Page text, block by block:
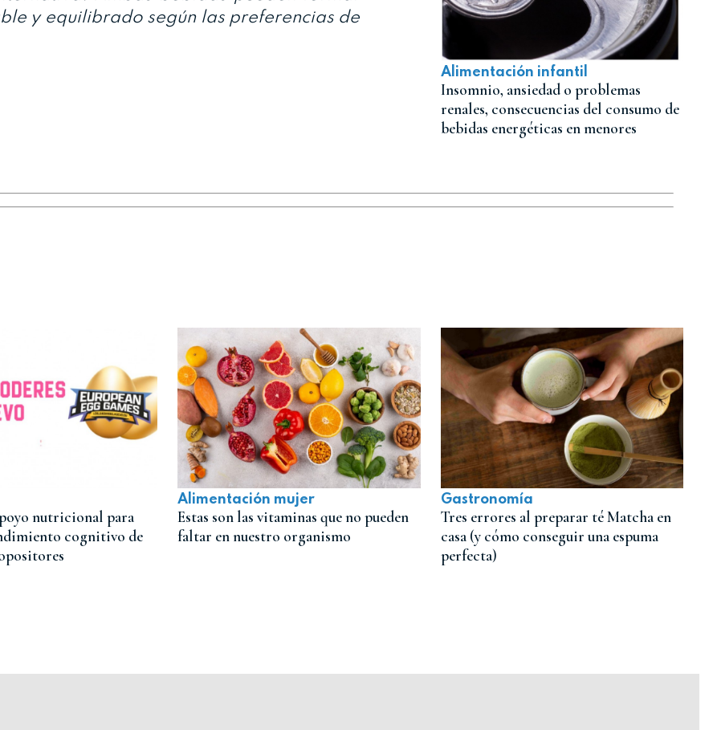
y equilibrado según las preferencias de
Alimentación infantil
Insomnio, ansiedad o problemas
renales, consecuencias del consumo de
bebidas energéticas en menores
nutricional para
cognitivo de
Alimentación mujer
Estas son las vitaminas que no pueden
faltar en nuestro organismo
Gastronomía
Tres errores al preparar té Matcha en
casa (y cómo conseguir una espuma
perfecta)